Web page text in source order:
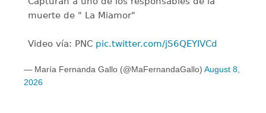
muerte de " La Miamor"
Video vía: PNC pic.twitter.com/jS6QEYIVCd
— María Fernanda Gallo (@MaFernandaGallo) August 8,
2026